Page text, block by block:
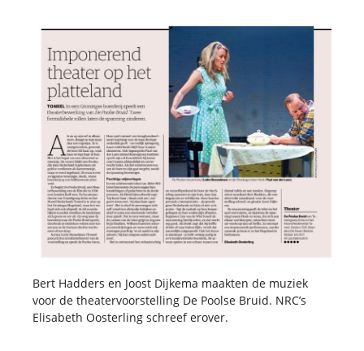
Bert Hadders en Joost Dijkema maakten de muziek
voor de theatervoorstelling De Poolse Bruid. NRC’s
Elisabeth Oosterling schreef erover.